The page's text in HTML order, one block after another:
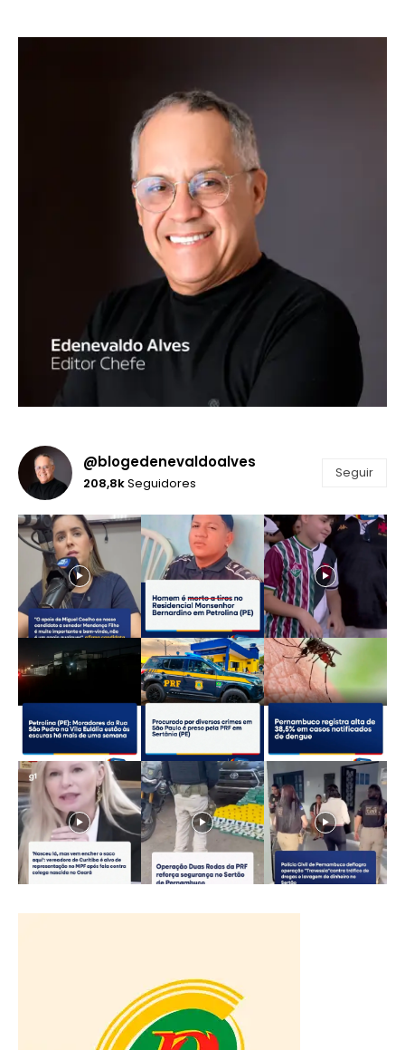
@blogedenevaldoalves
208,8kSeguidores
Seguir